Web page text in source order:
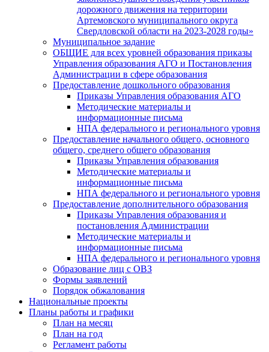
дорожного движения на территории
Артемовского муниципального округа
Свердловской области на 2023-2028 годы»
Муниципальное задание
ОБЩИЕ для всех уровней образования приказы
Управления образования АГО и Постановления
Администрации в сфере образования
Предоставление дошкольного образования
Приказы Управления образования АГО
Методические материалы и
информационные письма
НПА федерального и регионального уровня
Предоставление начального общего, основного
общего, среднего общего образования
Приказы Управления образования
Методические материалы и
информационные письма
НПА федерального и регионального уровня
Предоставление дополнительного образования
Приказы Управления образования и
постановления Администрации
Методические материалы и
информационные письма
НПА федерального и регионального уровня
Образование лиц с ОВЗ
Формы заявлений
Порядок обжалования
Национальные проекты
Планы работы и графики
План на месяц
План на год
Регламент работы